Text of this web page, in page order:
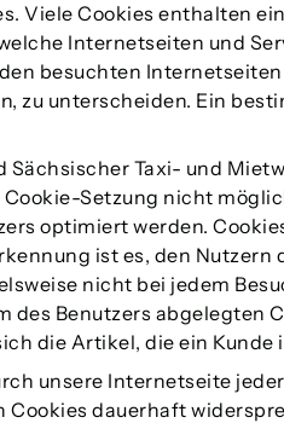
Viele Cookies enthalten
Internetseiten und
besuchten
zu unterscheiden. Ein
Taxi- und
Setzung nicht
optimiert werden.
ist es, den
nicht bei jedem
Benutzers abgelegten
die Artikel, die ein
unsere Internetseite
dauerhaft